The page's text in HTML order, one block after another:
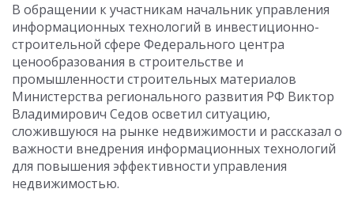
В обращении к участникам начальник управления
информационных технологий в инвестиционно-
строительной сфере Федерального центра
ценообразования в строительстве и
промышленности строительных материалов
Министерства регионального развития РФ Виктор
Владимирович Седов осветил ситуацию,
сложившуюся на рынке недвижимости и рассказал о
важности внедрения информационных технологий
для повышения эффективности управления
недвижимостью.